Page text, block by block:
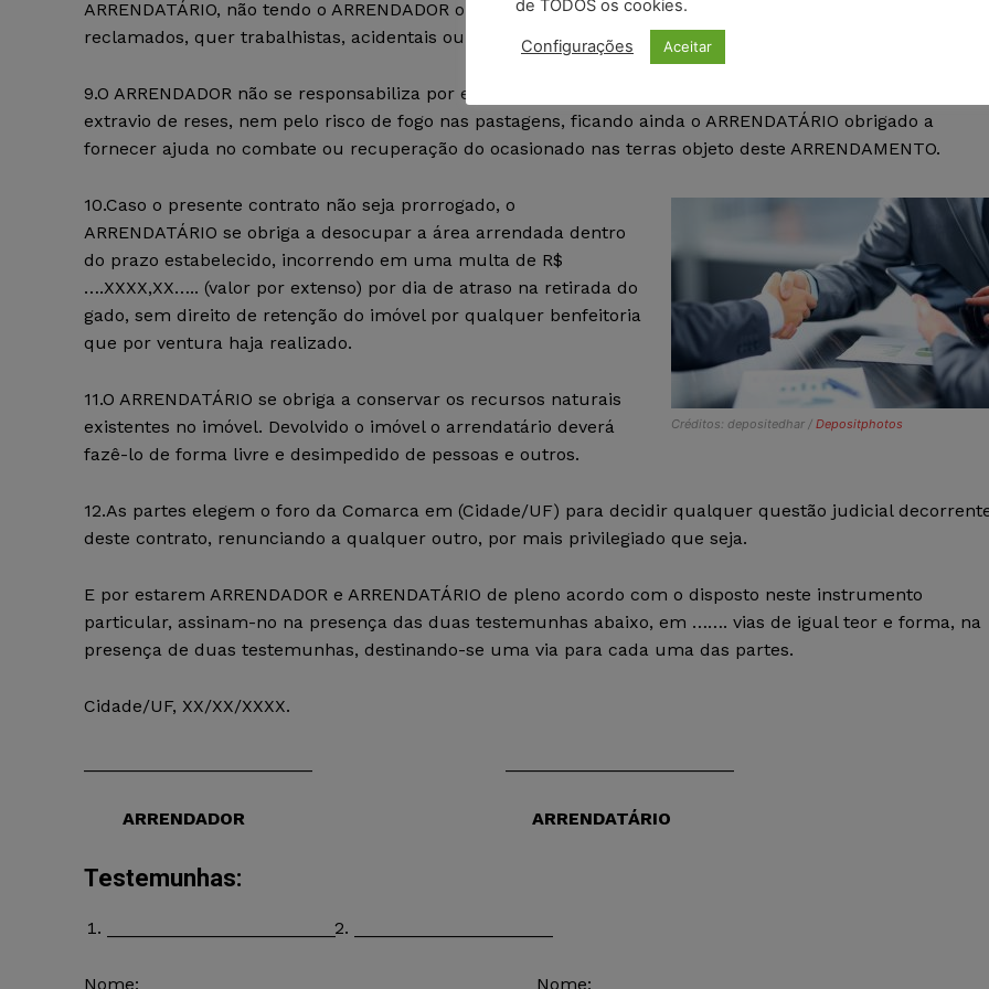
ARRENDATÁRIO, não tendo o ARRENDADOR ou mesmo a propriedade, que responder por eventuais
reclamados, quer trabalhistas, acidentais ou de qualquer outro.
9.O ARRENDADOR não se responsabiliza por eventuais prejuízos ocasionados por animais soltos, perdas
extravio de reses, nem pelo risco de fogo nas pastagens, ficando ainda o ARRENDATÁRIO obrigado a
fornecer ajuda no combate ou recuperação do ocasionado nas terras objeto deste ARRENDAMENTO.
Créditos: depositedhar /Depositphotos
10.Caso o presente contrato não seja prorrogado, o
ARRENDATÁRIO se obriga a desocupar a área arrendada dentro
do prazo estabelecido, incorrendo em uma multa de R$
….XXXX,XX….. (valor por extenso) por dia de atraso na retirada do
gado, sem direito de retenção do imóvel por qualquer benfeitoria
que por ventura haja realizado.
11.O ARRENDATÁRIO se obriga a conservar os recursos naturais
existentes no imóvel. Devolvido o imóvel o arrendatário deverá
fazê-lo de forma livre e desimpedido de pessoas e outros.
12.As partes elegem o foro da Comarca em (Cidade/UF) para decidir qualquer questão judicial
deste contrato, renunciando a qualquer outro, por mais privilegiado que seja.
E por estarem ARRENDADOR e ARRENDATÁRIO de pleno acordo com o disposto neste instrumento
particular, assinam-no na presença das duas testemunhas abaixo, em ……. vias de igual teor e forma, na
presença de duas testemunhas, destinando-se uma via para cada uma das partes.
Cidade/UF, XX/XX/XXXX.
ARRENDADOR ARRENDATÁRIO
Testemunhas:
_______________________2. ____________________
Nome: Nome:
de TODOS os cookies.
Configurações Aceitar